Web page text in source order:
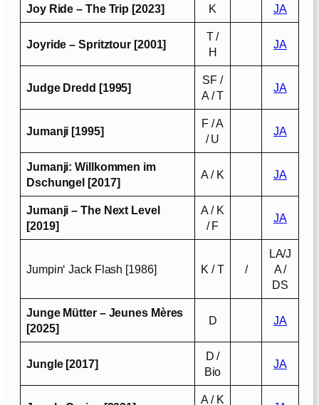
Joy Ride – The Trip [2023] K JA
Joyride – Spritztour [2001]
T /
H
JA
Judge Dredd [1995]
SF /
A / T
JA
Jumanji [1995]
F / A
/ U
JA
Jumanji: Willkommen im
Dschungel [2017]
A / K JA
Jumanji – The Next Level
[2019]
A / K
/ F
JA
Jumpin‘ Jack Flash [1986] K / T /
LA/J
A /
DS
Junge Mütter – Jeunes Mères
[2025]
D JA
Jungle [2017]
D /
Bio
JA
A / K